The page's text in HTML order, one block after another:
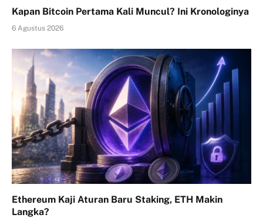
Kapan Bitcoin Pertama Kali Muncul? Ini Kronologinya
6 Agustus 2026
Ethereum Kaji Aturan Baru Staking, ETH Makin
Langka?